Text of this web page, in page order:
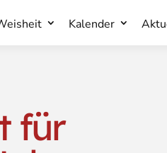
Kalender
Kalender
für